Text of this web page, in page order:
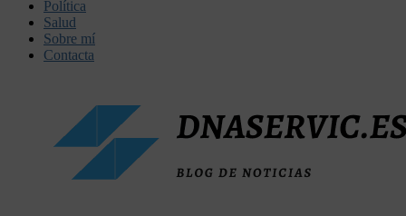
Política
Salud
Sobre mí
Contacta